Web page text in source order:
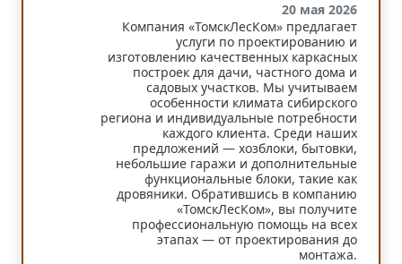
20 мая 2026
Компания «ТомскЛесКом» предлагает
услуги по проектированию и
изготовлению качественных каркасных
построек для дачи, частного дома и
садовых участков. Мы учитываем
особенности климата сибирского
региона и индивидуальные потребности
каждого клиента. Среди наших
предложений — хозблоки, бытовки,
небольшие гаражи и дополнительные
функциональные блоки, такие как
дровяники. Обратившись в компанию
«ТомскЛесКом», вы получите
профессиональную помощь на всех
этапах — от проектирования до
монтажа.